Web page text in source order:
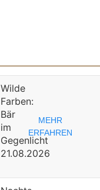
Wilde
Farben:
Bär
im
Gegenlicht
21.08.2026
MEHR
ERFAHREN